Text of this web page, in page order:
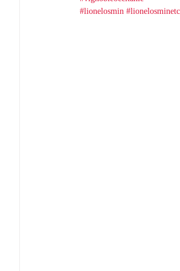
#lionelosmin